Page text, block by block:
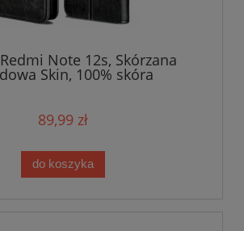
Note 12s, Skórzana
Skin, 100% skóra
89,99 zł
do koszyka